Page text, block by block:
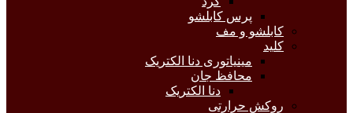
پرس کابلشو
کابلشو و مف
کلید
مینیاتوری دنا الکتریک
محافظ جان
دنا الکتریک
روکش حرارتی